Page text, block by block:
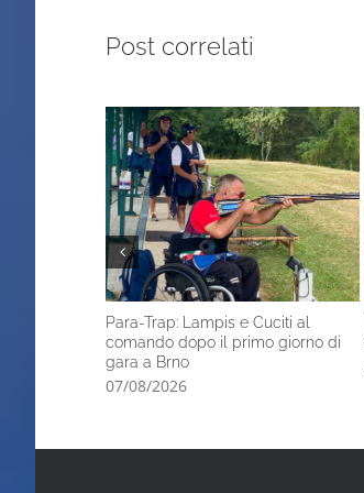
Post correlati
Para-Trap: Lampis e Cuciti al
comando dopo il primo giorno di
gara a Brno
07/08/2026